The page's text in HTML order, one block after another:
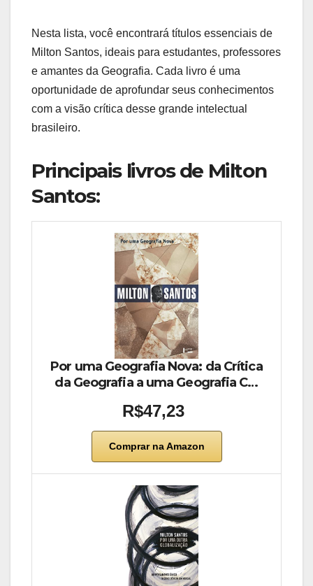
Nesta lista, você encontrará títulos essenciais de
Milton Santos, ideais para estudantes, professores
e amantes da Geografia. Cada livro é uma
oportunidade de aprofundar seus conhecimentos
com a visão crítica desse grande intelectual
brasileiro.
Principais livros de Milton
Santos:
Por uma Geografia Nova: da Crítica
da Geografia a uma Geografia C…
R$47,23
Comprar na Amazon